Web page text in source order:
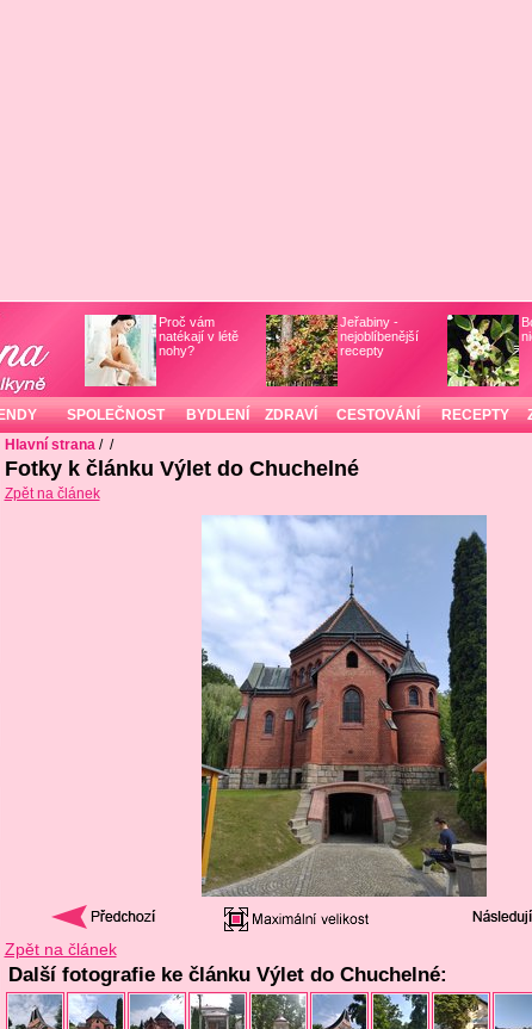
Proč vám
natékají v létě
nohy?
Jeřabiny -
nejoblíbenější
recepty
SPOLEČNOST BYDLENÍ ZDRAVÍ CESTOVÁNÍ RECEPTY
Hlavní strana/ /
Fotky k článku Výlet do Chuchelné
Zpět na článek
Zpět na článek
Další fotografie ke článku Výlet do Chuchelné: